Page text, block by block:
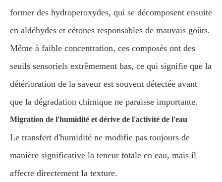
former des hydroperoxydes, qui se décomposent ensuite
en aldéhydes et cétones responsables de mauvais goûts.
Même à faible concentration, ces composés ont des
seuils sensoriels extrêmement bas, ce qui signifie que la
détérioration de la saveur est souvent détectée avant
que la dégradation chimique ne paraisse importante.
Migration de l'humidité et dérive de l'activité de l'eau
Le transfert d'humidité ne modifie pas toujours de
manière significative la teneur totale en eau, mais il
affecte directement la texture.